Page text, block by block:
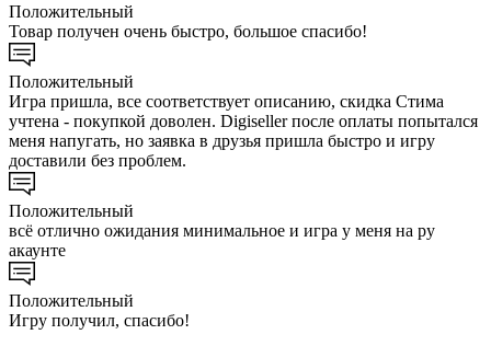
Положительный
Товар получен очень быстро, большое спасибо!
Положительный
Игра пришла, все соответствует описанию, скидка Стима
учтена - покупкой доволен. Digiseller после оплаты попытался
меня напугать, но заявка в друзья пришла быстро и игру
доставили без проблем.
Положительный
всё отлично ожидания минимальное и игра у меня на ру
акаунте
Положительный
Игру получил, спасибо!